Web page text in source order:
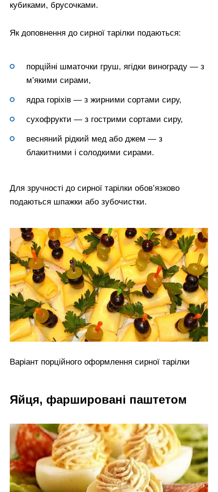
кубиками, брусочками.
Як доповнення до сирної тарілки подаються:
порційні шматочки груш, ягідки винограду — з
м’якими сирами,
ядра горіхів — з жирними сортами сиру,
сухофрукти — з гострими сортами сиру,
весняний рідкий мед або джем — з
блакитними і солодкими сирами.
Для зручності до сирної тарілки обов’язково
подаються шпажки або зубочистки.
Варіант порційного оформлення сирної тарілки
Яйця, фаршировані паштетом